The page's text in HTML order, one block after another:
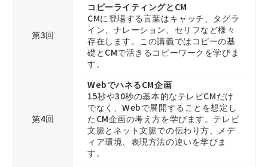
第3回
コピーライティングとCM
CMに登場する言葉はキャッチ、タグラ
イン、ナレーション、セリフなど様々
存在します。この講義ではコピーの基
礎とCMで活きるコピーワークを学びま
す。
第4回
WebでハネるCM企画
15秒や30秒の基本的なテレビCMだけ
でなく、Webで展開することを想定し
たCM企画の考え方を学びます。テレビ
文脈とネット文脈での伝わり方、メデ
ィア環境、表現方法の違いを学びま
す。